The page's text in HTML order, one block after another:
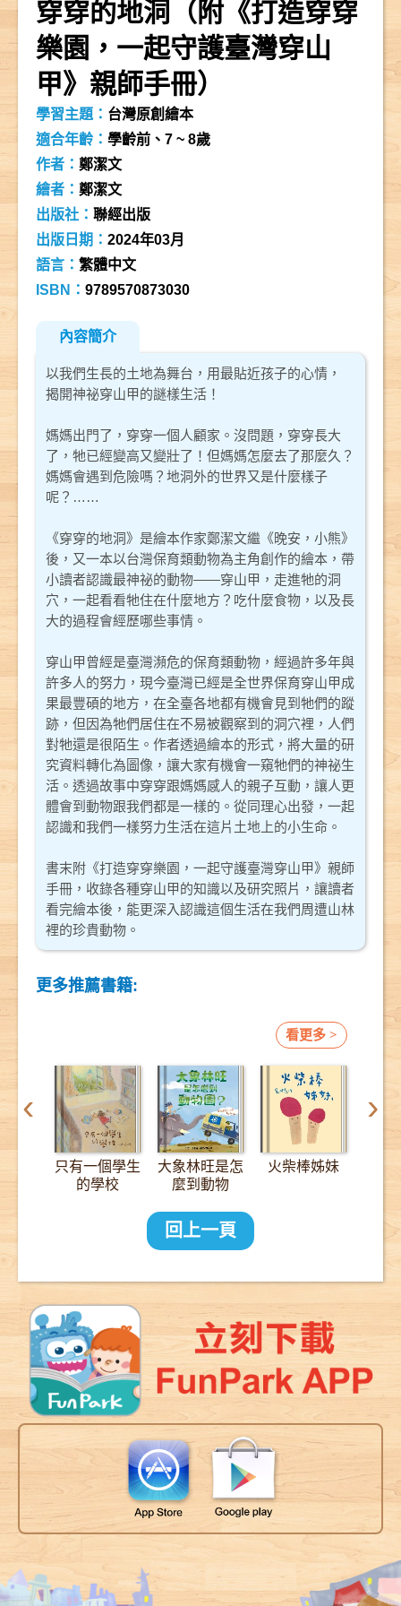
穿穿的地洞（附《打造穿穿
樂園，一起守護臺灣穿山
甲》親師手冊）
學習主題： 台灣原創繪本
適合年齡：學齡前、7 ~ 8歲
作者：鄭潔文
繪者：鄭潔文
出版社：聯經出版
出版日期：2024年03月
語言：繁體中文
ISBN：9789570873030
內容簡介
以我們生長的土地為舞台，用最貼近孩子的心情，
揭開神祕穿山甲的謎樣生活！
媽媽出門了，穿穿一個人顧家。沒問題，穿穿長大
了，牠已經變高又變壯了！但媽媽怎麼去了那麼久？
媽媽會遇到危險嗎？地洞外的世界又是什麼樣子
呢？……
《穿穿的地洞》是繪本作家鄭潔文繼《晚安，小熊》
後，又一本以台灣保育類動物為主角創作的繪本，帶
小讀者認識最神祕的動物——穿山甲，走進牠的洞
穴，一起看看牠住在什麼地方？吃什麼食物，以及長
大的過程會經歷哪些事情。
穿山甲曾經是臺灣瀕危的保育類動物，經過許多年與
許多人的努力，現今臺灣已經是全世界保育穿山甲成
果最豐碩的地方，在全臺各地都有機會見到牠們的蹤
跡，但因為牠們居住在不易被觀察到的洞穴裡，人們
對牠還是很陌生。作者透過繪本的形式，將大量的研
究資料轉化為圖像，讓大家有機會一窺牠們的神祕生
活。透過故事中穿穿跟媽媽感人的親子互動，讓人更
體會到動物跟我們都是一樣的。從同理心出發，一起
認識和我們一樣努力生活在這片土地上的小生命。
書末附《打造穿穿樂園，一起守護臺灣穿山甲》親師
手冊，收錄各種穿山甲的知識以及研究照片，讓讀者
看完繪本後，能更深入認識這個生活在我們周遭山林
裡的珍貴動物。
更多推薦書籍:
看更多 >
‹ ›
只有一個學生
的學校
大象林旺是怎
麼到動物
2000公里的
長征
火柴棒姊妹
回上一頁